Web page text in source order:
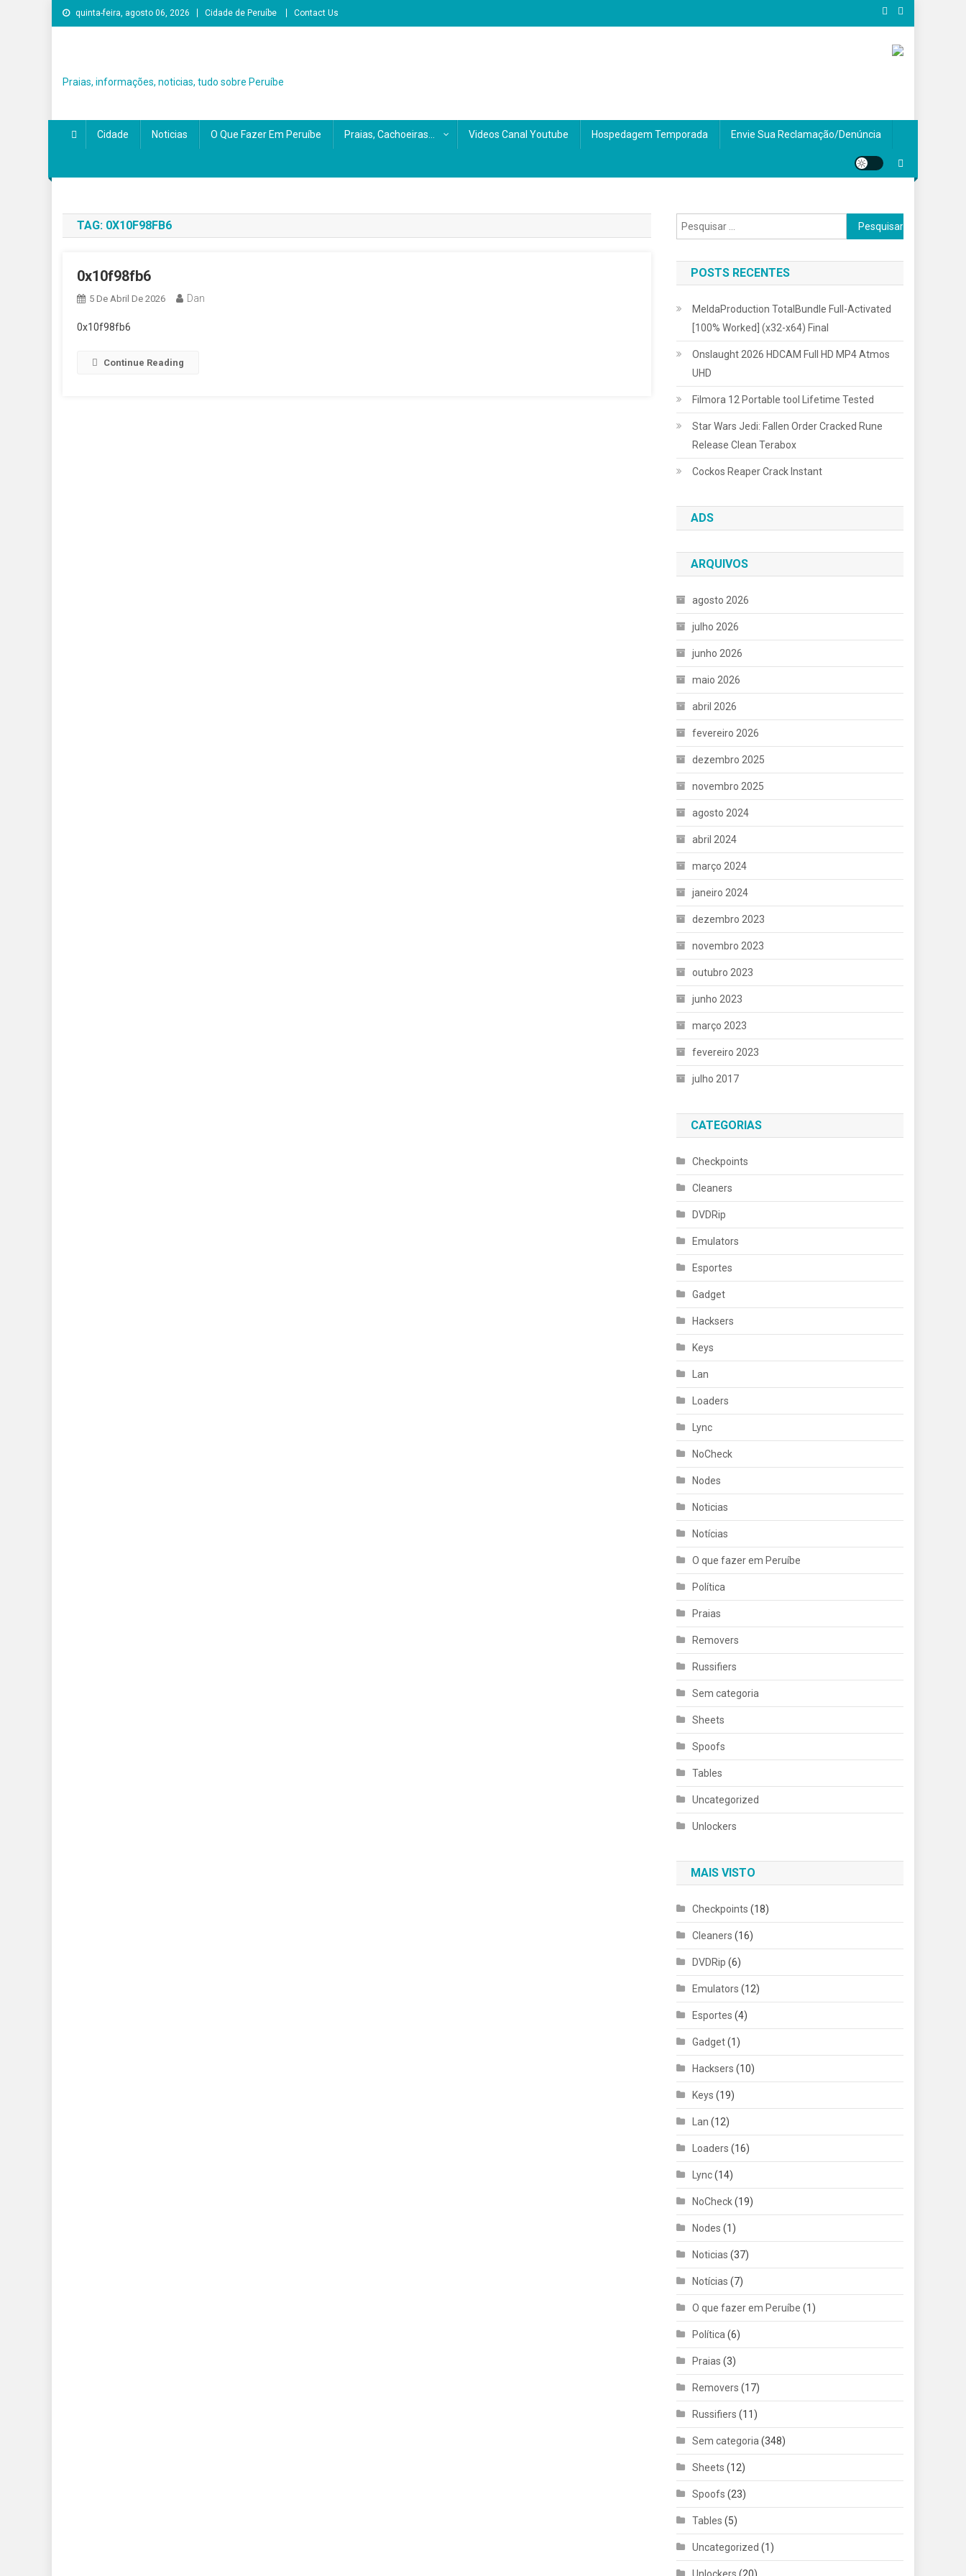
Skip to content
quinta-feira, agosto 06, 2026 Cidade de Peruíbe Contact Us
Praias, informações, noticias, tudo sobre Peruíbe
Cidade Noticias O Que Fazer Em Peruíbe Praias, Cachoeiras… Videos Canal Youtube Hospedagem Temporada Envie Sua Reclamação/Denúncia
TAG: 0X10F98FB6
0x10f98fb6
5 De Abril De 2026 Dan
0x10f98fb6
Continue Reading
Pesquisar por:
POSTS RECENTES
MeldaProduction TotalBundle Full-Activated
[100% Worked] (x32-x64) Final
Onslaught 2026 HDCAM Full HD MP4 Atmos
UHD
Filmora 12 Portable tool Lifetime Tested
Star Wars Jedi: Fallen Order Cracked Rune
Release Clean Terabox
Cockos Reaper Crack Instant
ADS
ARQUIVOS
agosto 2026
julho 2026
junho 2026
maio 2026
abril 2026
fevereiro 2026
dezembro 2025
novembro 2025
agosto 2024
abril 2024
março 2024
janeiro 2024
dezembro 2023
novembro 2023
outubro 2023
junho 2023
março 2023
fevereiro 2023
julho 2017
CATEGORIAS
Checkpoints
Cleaners
DVDRip
Emulators
Esportes
Gadget
Hacksers
Keys
Lan
Loaders
Lync
NoCheck
Nodes
Noticias
Notícias
O que fazer em Peruíbe
Política
Praias
Removers
Russifiers
Sem categoria
Sheets
Spoofs
Tables
Uncategorized
Unlockers
MAIS VISTO
Checkpoints (18)
Cleaners (16)
DVDRip (6)
Emulators (12)
Esportes (4)
Gadget(1)
Hacksers (10)
Keys (19)
Lan (12)
Loaders (16)
Lync(14)
NoCheck(19)
Nodes (1)
Noticias (37)
Notícias (7)
O que fazer em Peruíbe (1)
Política (6)
Praias (3)
Removers (17)
Russifiers (11)
Sem categoria (348)
Sheets (12)
Spoofs (23)
Tables (5)
Uncategorized (1)